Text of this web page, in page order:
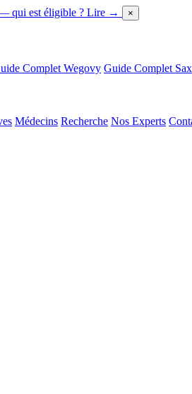
qui est éligible ? Lire → ×
Complet Wegovy Guide Complet
Médecins Recherche Nos Experts